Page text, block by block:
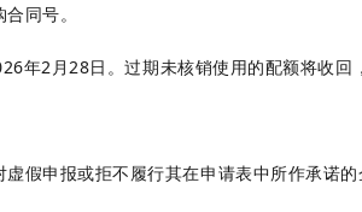
同号。
年2月28日。过期未核销使用的配额将收回
假申报或拒不履行其在申请表中所作承诺